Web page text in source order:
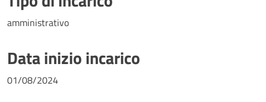
amministrativo
Data inizio incarico
01/08/2024